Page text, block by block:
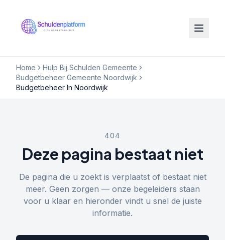
Home
Hulp Bij Schulden Gemeente
Budgetbeheer Gemeente Noordwijk
Budgetbeheer In Noordwijk
404
Deze pagina bestaat niet
De pagina die u zoekt is verplaatst of bestaat niet
meer. Geen zorgen — onze begeleiders staan
voor u klaar en hieronder vindt u snel de juiste
informatie.